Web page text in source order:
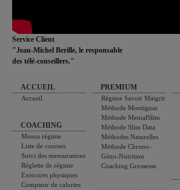
Service Client
"Jean-Michel Berille, le responsable
des télé-conseillers."
ACCUEIL
Accueil
COACHING
Menus régime
Liste de courses
Suivi des mensurations
Réglette de régime
Exercices physiques
Compteur de calories
PREMIUM
Régime Savoir Maigrir
Méthode Montignac
Méthode MentalSlim
Méthode Slim Data
Méthodes Naturelles
Méthode Chrono-
Géno-Nutrition
Coaching Grossesse